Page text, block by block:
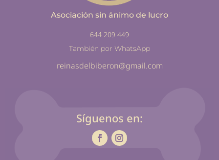
Asociación sin ánimo de lucro
644 209 449
También por WhatsApp
reinasdelbiberon@gmail.com
Síguenos en: